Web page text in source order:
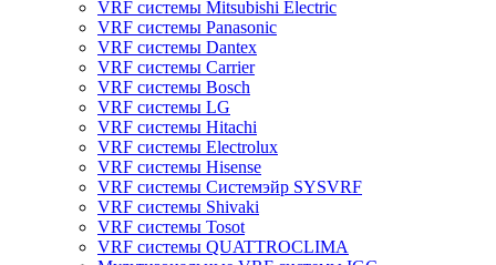
VRF системы Mitsubishi Electric
VRF системы Panasonic
VRF системы Dantex
VRF системы Carrier
VRF системы Bosch
VRF системы LG
VRF системы Hitachi
VRF системы Electrolux
VRF системы Hisense
VRF системы Системэйр SYSVRF
VRF системы Shivaki
VRF системы Tosot
VRF системы QUATTROCLIMA